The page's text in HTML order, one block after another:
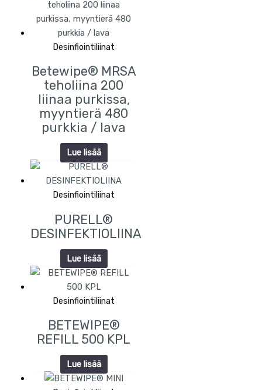
Desinfiointiliinat
Betewipe® MRSA
teholiina 200
liinaa purkissa,
myyntierä 480
purkkia / lava
Lue lisää
Desinfiointiliinat
PURELL®
DESINFEKTIOLIINA
Lue lisää
Desinfiointiliinat
BETEWIPE®
REFILL 500 KPL
Lue lisää